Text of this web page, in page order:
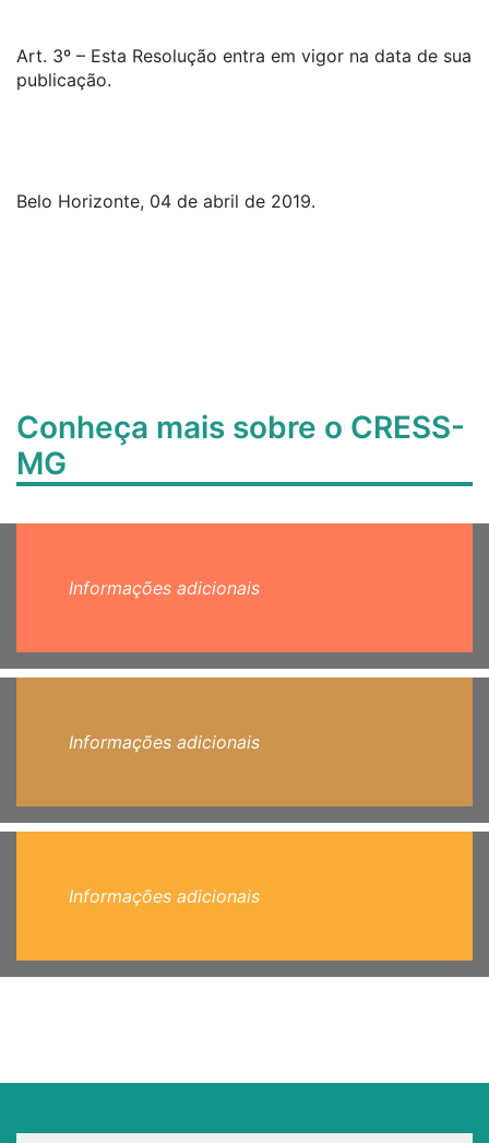
Art. 3º – Esta Resolução entra em vigor na data de sua
publicação.
Belo Horizonte, 04 de abril de 2019.
Conheça mais sobre o CRESS-
MG
Informações adicionais
Informações adicionais
Informações adicionais